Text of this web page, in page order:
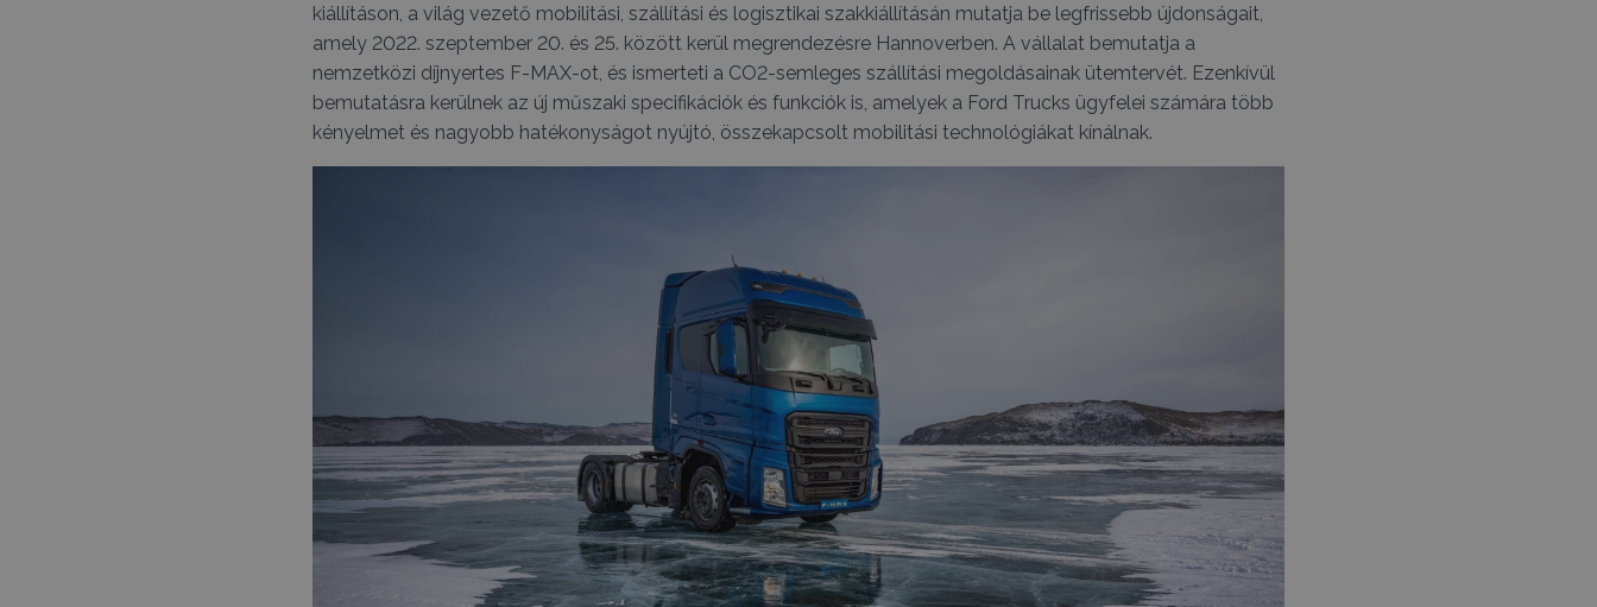
kiállításon, a világ vezető mobilitási, szállítási és logisztikai szakkiállításán mutatja be legfrissebb újdonságait,
amely 2022. szeptember 20. és 25. között kerül megrendezésre Hannoverben. A vállalat bemutatja a
nemzetközi díjnyertes F-MAX-ot, és ismerteti a CO2-semleges szállítási megoldásainak ütemtervét. Ezenkívül
bemutatásra kerülnek az új műszaki specifikációk és funkciók is, amelyek a Ford Trucks ügyfelei számára több
kényelmet és nagyobb hatékonyságot nyújtó, összekapcsolt mobilitási technológiákat kínálnak.